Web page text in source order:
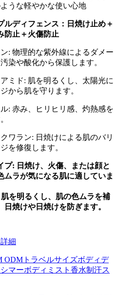
うな軽やかな使い心地
ルディフェンス：日焼け止め＋
防止＋火傷防止
: 物理的な紫外線によるダメー
染や酸化から保護します。
ミド: 肌を明るくし、太陽光に
から肌を守ります。
: 赤み、ヒリヒリ感、灼熱感を
ワラン: 日焼けによる肌のバリ
を修復します。
プ: 日焼け、火傷、または顔と
ムラが気になる肌に適していま
を明るくし、肌の色ムラを補
日焼けや日焼けを防ぎます。
詳細